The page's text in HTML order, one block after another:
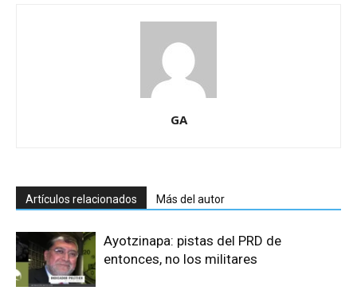
GA
Artículos relacionados Más del autor
Ayotzinapa: pistas del PRD de
entonces, no los militares